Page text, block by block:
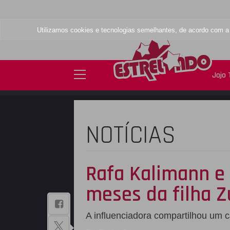
Utilizamos cookies e tecnologias semelhantes, de acordo com
Jojo
NOTÍCIAS
Rafa Kalimann
meses da filha
A influenciadora compartilhou um
BAIXE NOSSO